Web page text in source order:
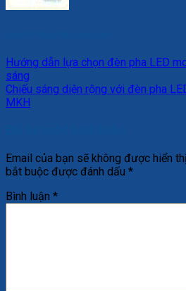
Hướng dẫn lựa chọn đèn pha LED
sáng
Chiếu sáng diện rộng với đèn pha
MKH
Email của bạn sẽ không được hiển
bắt buộc được đánh dấu *
Bình luận *